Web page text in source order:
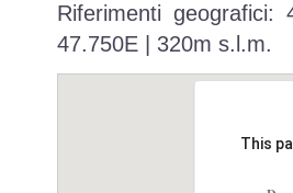
Riferimenti geografici:
47.750E | 320m s.l.m.
This